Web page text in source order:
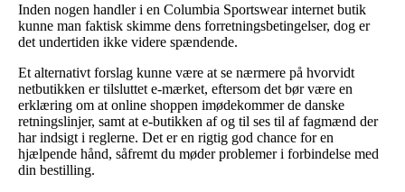
Inden nogen handler i en Columbia Sportswear internet butik
kunne man faktisk skimme dens forretningsbetingelser, dog er
det undertiden ikke videre spændende.
Et alternativt forslag kunne være at se nærmere på hvorvidt
netbutikken er tilsluttet e-mærket, eftersom det bør være en
erklæring om at online shoppen imødekommer de danske
retningslinjer, samt at e-butikken af og til ses til af fagmænd der
har indsigt i reglerne. Det er en rigtig god chance for en
hjælpende hånd, såfremt du møder problemer i forbindelse med
din bestilling.